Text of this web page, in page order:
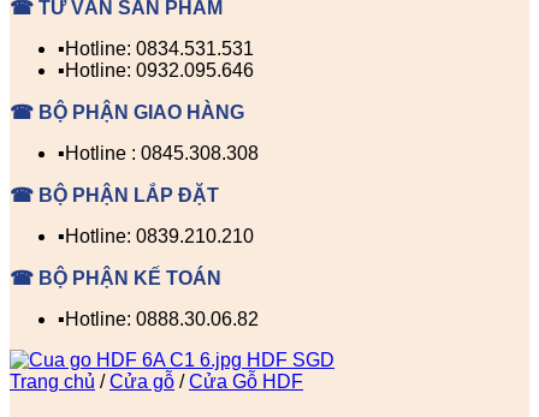
☎ TƯ VẤN SẢN PHẨM
▪️Hotline: 0834.531.531
▪️Hotline: 0932.095.646
☎ BỘ PHẬN GIAO HÀNG
▪️Hotline : 0845.308.308
☎ BỘ PHẬN LẮP ĐẶT
▪️Hotline: 0839.210.210
☎ BỘ PHẬN KẾ TOÁN
▪️Hotline: 0888.30.06.82
Trang chủ / Cửa gỗ / Cửa Gỗ HDF